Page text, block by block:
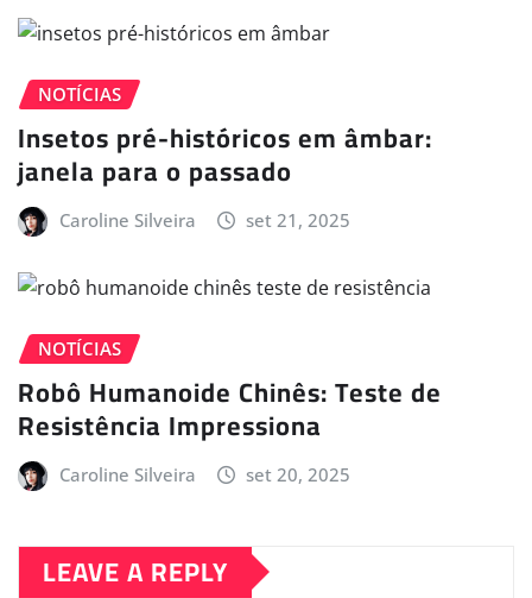
NOTÍCIAS
Insetos pré-históricos em âmbar:
janela para o passado
Caroline Silveira set 21, 2025
NOTÍCIAS
Robô Humanoide Chinês: Teste de
Resistência Impressiona
Caroline Silveira set 20, 2025
LEAVE A REPLY